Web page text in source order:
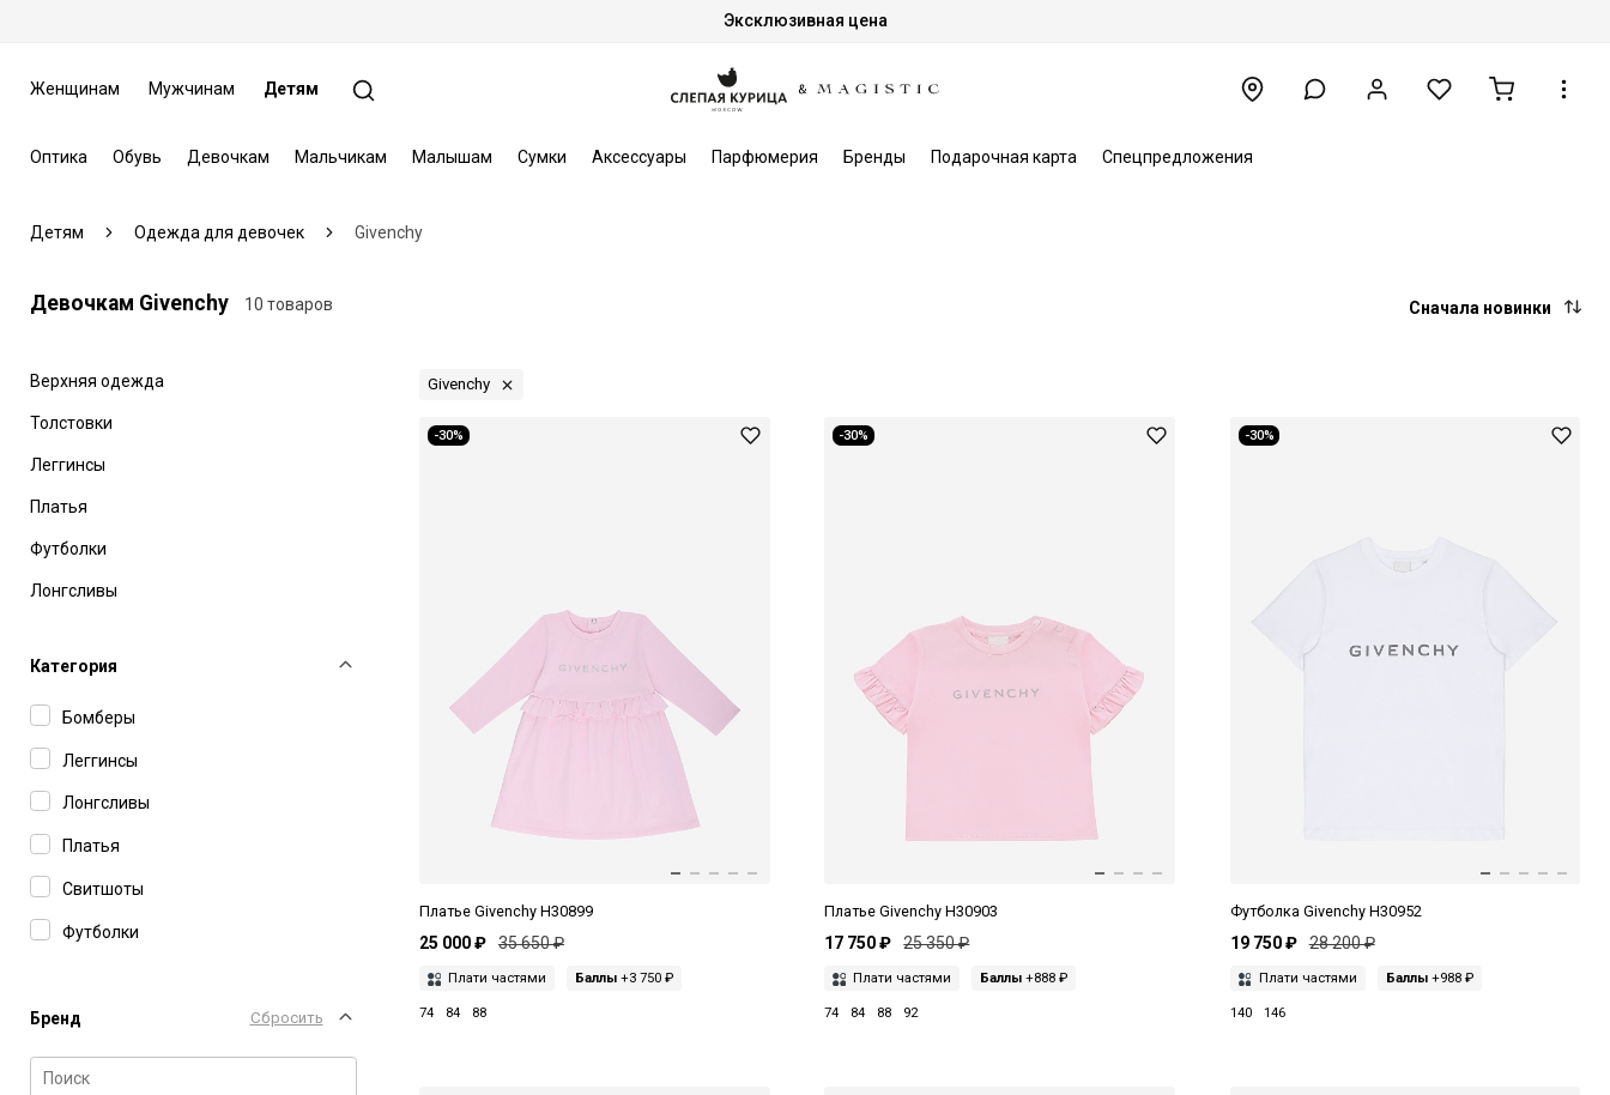
Эксклюзивная цена
Женщинам Мужчинам Детям
Оптика Обувь Девочкам Мальчикам Малышам Сумки Аксессуары Парфюмерия Бренды Подарочная карта Спецпредложения
Детям Одежда для девочек Givenchy
Девочкам Givenchy 10 товаров Сначала новинки
Верхняя одежда
Толстовки
Леггинсы
Платья
Футболки
Лонгсливы
Категория
Бомберы
Леггинсы
Лонгсливы
Платья
Свитшоты
Футболки
Бренд Сбросить
Givenchy
-30%
Платье Givenchy H30899
25 000 ₽ 35 650 ₽
Плати частями Баллы +3 750 ₽
74 84 88
-30%
Платье Givenchy H30903
17 750 ₽ 25 350 ₽
Плати частями Баллы +888 ₽
74 84 88 92
-30%
Футболка Givenchy H30952
19 750 ₽ 28 200 ₽
Плати частями Баллы+988 ₽
140 146